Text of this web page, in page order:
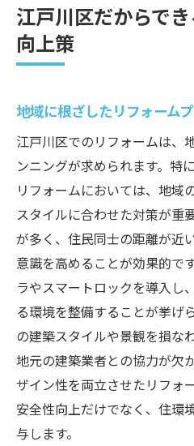
江戸川区だからで
向上策
地域に根ざしたリフォーム
江戸川区でのリフォームは、
ンニングが求められます。特
リフォームにおいては、地域
スタイルに合わせた対策が重
が多く、住民同士の距離が近
意識を高めることが効果的で
ラやスマートロックを導入し
る環境を整備することが挙げ
の建築スタイルや景観を損な
地元の建築業者との協力が欠
ザイン性を両立させたリフォ
安全性向上だけでなく、住環
与します。